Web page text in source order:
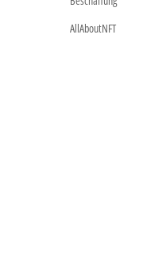
AllAboutNFT